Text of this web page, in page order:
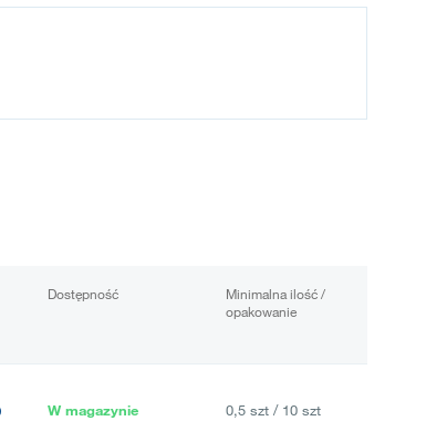
Dostępność
Minimalna ilość /
opakowanie
W magazynie 0,5 szt / 10 szt